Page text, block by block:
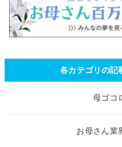
各カテゴリの記
母ゴコ
お母さん業